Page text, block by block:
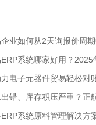
电子元器件贸易轻松对
错、库存积压严重？正
系统原料管理解决方